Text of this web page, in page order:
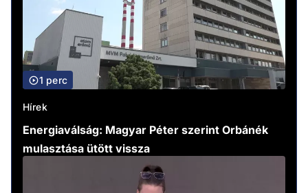
1 perc
Hírek
Energiaválság: Magyar Péter szerint Orbánék
mulasztása ütött vissza